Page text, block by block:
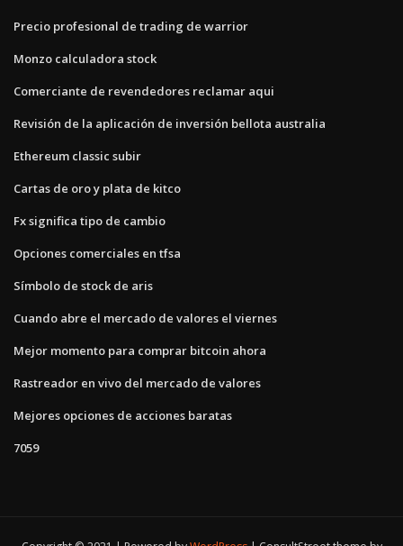
Precio profesional de trading de warrior
Monzo calculadora stock
Comerciante de revendedores reclamar aqui
Revisión de la aplicación de inversión bellota australia
Ethereum classic subir
Cartas de oro y plata de kitco
Fx significa tipo de cambio
Opciones comerciales en tfsa
Símbolo de stock de aris
Cuando abre el mercado de valores el viernes
Mejor momento para comprar bitcoin ahora
Rastreador en vivo del mercado de valores
Mejores opciones de acciones baratas
7059